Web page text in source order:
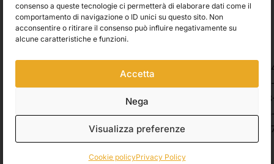
consenso a queste tecnologie ci permetterà di elaborare dati come il
comportamento di navigazione o ID unici su questo sito. Non
acconsentire o ritirare il consenso può influire negativamente su
alcune caratteristiche e funzioni.
Accetta
Nega
Visualizza preferenze
Cookie policyPrivacy Policy
ISCRIVITI
Spedizioni
© 2026 Belle Arti Corbara, IT03736520408 – REA: FO – 314246. All rights